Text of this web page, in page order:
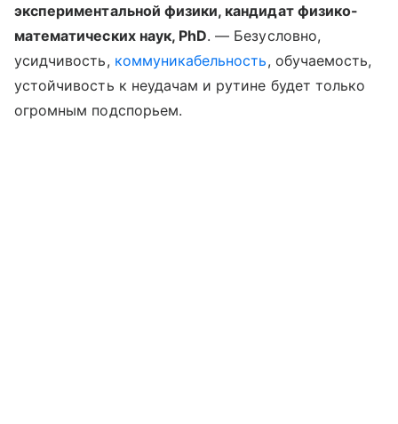
экспериментальной физики, кандидат физико-
математических наук, PhD. — Безусловно,
усидчивость, коммуникабельность, обучаемость,
устойчивость к неудачам и рутине будет только
огромным подспорьем.